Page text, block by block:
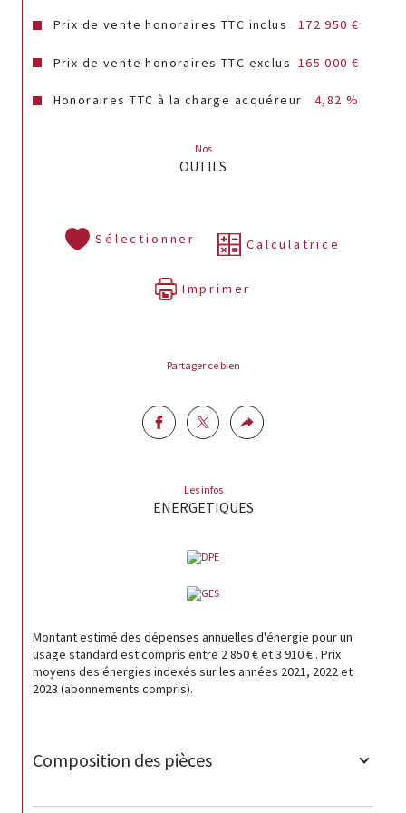
Prix de vente honoraires TTC inclus 172 950 €
Prix de vente honoraires TTC exclus 165 000 €
Honoraires TTC à la charge acquéreur 4,82 %
Nos
OUTILS
Sélectionner Calculatrice
Imprimer
Partager ce bien
Les infos
ENERGETIQUES
Montant estimé des dépenses annuelles d'énergie pour un
usage standard est compris entre 2 850 € et 3 910 € . Prix
moyens des énergies indexés sur les années 2021, 2022 et
2023 (abonnements compris).
Composition des pièces